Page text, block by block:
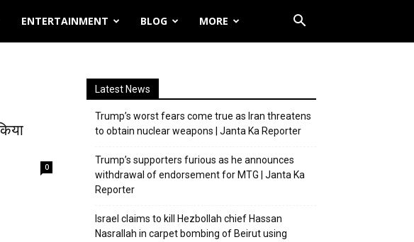
ENTERTAINMENT BLOG MORE
0
Latest News
Trump’s worst fears come true as Iran threatens
to obtain nuclear weapons | Janta Ka Reporter
Trump’s supporters furious as he announces
withdrawal of endorsement for MTG | Janta Ka
Reporter
Israel claims to kill Hezbollah chief Hassan
Nasrallah in carpet bombing of Beirut using